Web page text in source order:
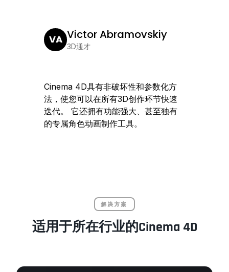
VA Victor Abramovskiy
3D通才
Cinema 4D具有非破坏性和参数化方
法，使您可以在所有3D创作环节快速
迭代。 它还拥有功能强大、甚至独有
的专属角色动画制作工具。
解决方案
适用于所在行业的Cinema 4D